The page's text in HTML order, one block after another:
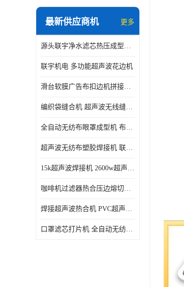
最新供应商机 更多
源头联宇净水滤芯热压成型机器 超声波大功率封边机
联宇机电 多功能超声波花边机
滑台软膜广告布扣边机拼接机用于焊接热合拼接作用
编织袋缝合机 超声波无线缝合机 厂家现货供应
全自动无纺布眼罩成型机 布料海绵眼罩热合切边机
超声波无纺布塑胶焊接机 联宇制造
15k超声波焊接机 2600w超声波焊接机 联宇制造
咖啡机过滤器热合压边熔切机 超声波无纺布喷胶棉热合机
焊接超声波热合机 PVC超声波焊接机 无纺布超声波设备
口罩滤芯打片机 全自动无纺布压花压标设备 多层料复合机